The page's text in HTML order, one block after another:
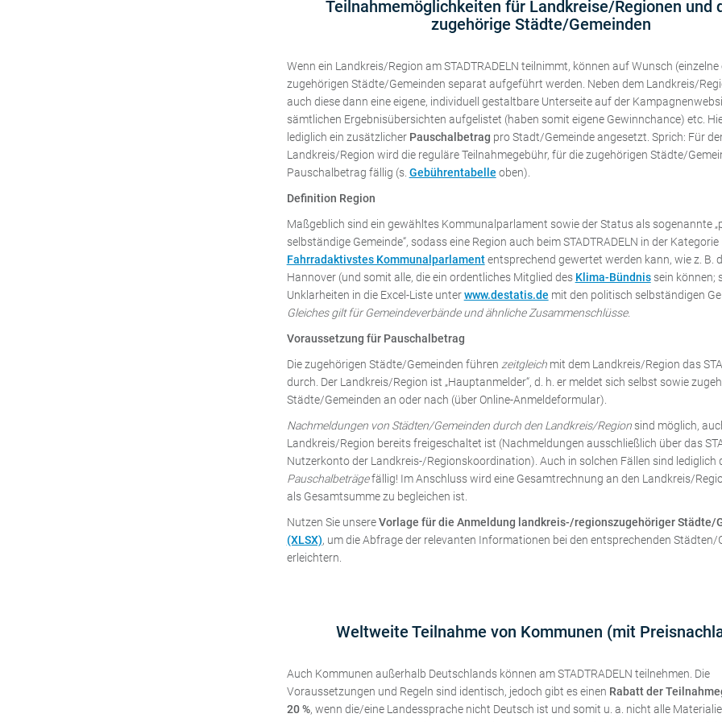
Teilnahmemöglichkeiten für Landkreise/Regionen und
zugehörige Städte/Gemeinden
Wenn ein Landkreis/Region am STADTRADELN teilnimmt, können auf Wunsch (einzelne
zugehörigen Städte/Gemeinden separat aufgeführt werden. Neben dem Landkreis/
auch diese dann eine eigene, individuell gestaltbare Unterseite auf der
sämtlichen Ergebnisübersichten aufgelistet (haben somit eigene Gewinnchance) etc.
lediglich ein zusätzlicher Pauschalbetrag pro Stadt/Gemeinde angesetzt. Sprich: Für
Landkreis/Region wird die reguläre Teilnahmegebühr, für die zugehörigen Städte/
Pauschalbetrag fällig (s. Gebührentabelle oben).
Definition Region
Maßgeblich sind ein gewähltes Kommunalparlament sowie der Status als sogenannte
selbständige Gemeinde“, sodass eine Region auch beim STADTRADELN in der Kategorie
Fahrradaktivstes Kommunalparlamententsprechend gewertet werden kann, wie z. B.
Hannover (und somit alle, die ein ordentliches Mitglied des Klima-Bündnissein können;
Unklarheiten in die Excel-Liste unterwww.destatis.de mit den politisch selbständigen
Gleiches gilt für Gemeindeverbände und ähnliche Zusammenschlüsse.
Voraussetzung für Pauschalbetrag
Die zugehörigen Städte/Gemeinden führen zeitgleichmit dem Landkreis/Region das
durch. Der Landkreis/Region ist „Hauptanmelder“, d. h. er meldet sich selbst sowie
Städte/Gemeinden an oder nach (über Online-Anmeldeformular).
Nachmeldungen von Städten/Gemeinden durch den Landkreis/Regionsind möglich,
Landkreis/Region bereits freigeschaltet ist (Nachmeldungen ausschließlich über das
Nutzerkonto der Landkreis-/Regionskoordination). Auch in solchen Fällen sind lediglich
Pauschalbeträgefällig! Im Anschluss wird eine Gesamtrechnung an den Landkreis/
als Gesamtsumme zu begleichen ist.
Nutzen Sie unsereVorlage für die Anmeldung landkreis-/regionszugehöriger Städte/
(XLSX), um die Abfrage der relevanten Informationen bei den entsprechenden Städten/
erleichtern.
Weltweite Teilnahme von Kommunen (mit
Auch Kommunen außerhalb Deutschlands können am STADTRADELN teilnehmen. Die
Voraussetzungen und Regeln sind identisch, jedoch gibt es einen Rabatt der
20 %, wenn die/eine Landessprache nicht Deutsch ist und somit u. a. nicht alle